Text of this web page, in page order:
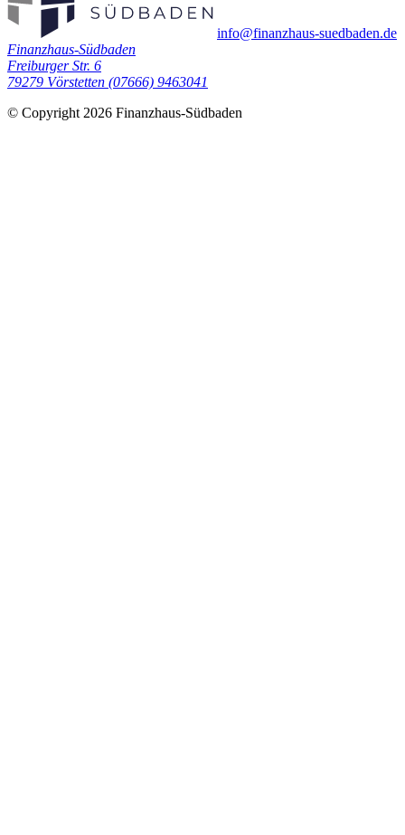
info@finanzhaus-suedbaden.de
Finanzhaus-Südbaden
Freiburger Str. 6
79279 Vörstetten (07666) 9463041
© Copyright 2026 Finanzhaus-Südbaden